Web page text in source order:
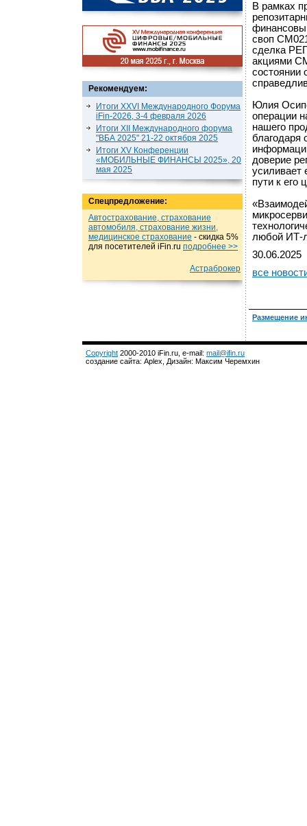
Рекомендуем:
Итоги XXVI Международного Форума
iFin-2026, 3-4 февраля 2026
Итоги XII Международного форума
"ВБА 2025" 21-22 октября 2025
Итоги XV Конференции
«МОБИЛЬНЫЕ ФИНАНСЫ 2025», 20
мая 2025
Спецпредложение:
Автострахование, страхование
автомобиля, страхование жизни,
медицинское страхование - cкидка 5%
для посетителей iFin.ru подробнеe >>
Астраброкер
В рамках
своп
сделка
акциями
состоянии
Юлия
операции
нашего
благодаря
доверие
усиливает
пути к его
любой ИТ-
30.06.2025
все
Размещение
Copyright 2000-2010 iFin.ru, e-mail: mail@ifin.ru
создание сайта: Aplex, Дизайн: Максим Черемхин